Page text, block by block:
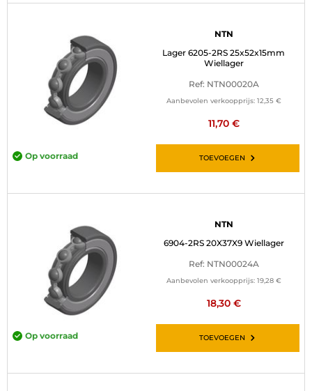
NTN
Lager 6205-2RS 25x52x15mm
Wiellager
Ref: NTN00020A
Aanbevolen verkoopprijs: 12,35 €
11,70 €
Op voorraad TOEVOEGEN
NTN
6904-2RS 20X37X9 Wiellager
Ref: NTN00024A
Aanbevolen verkoopprijs: 19,28 €
18,30 €
Op voorraad TOEVOEGEN